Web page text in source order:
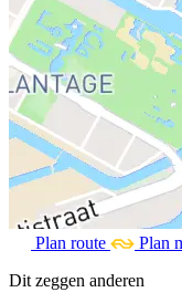
Plan route
Plan
Dit zeggen anderen